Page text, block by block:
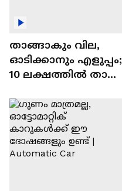
താങ്ങാകും വില,
ഓടിക്കാനും എളുപ്പം;
10 ലക്ഷത്തിൽ താഴെ
ഓട്ടോമാറ്റിക്ക്
എസ്‍യുവികൾ